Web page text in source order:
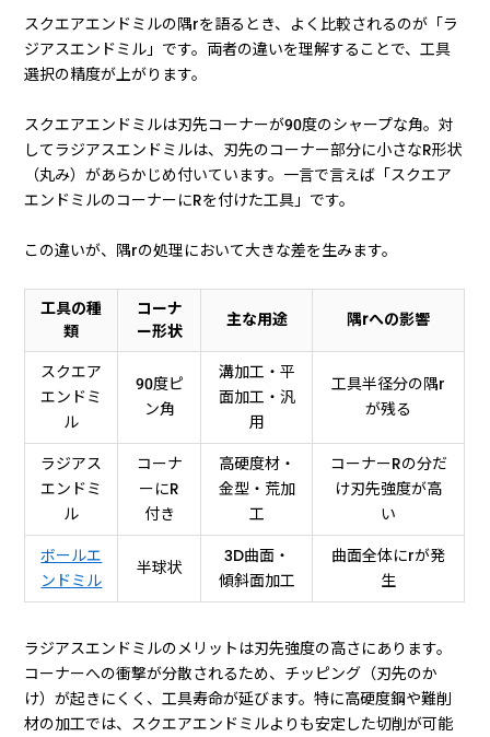
スクエアエンドミルの隅rを語るとき、よく比較されるのが「ラ
ジアスエンドミル」です。両者の違いを理解することで、工具
選択の精度が上がります。
スクエアエンドミルは刃先コーナーが90度のシャープな角。対
してラジアスエンドミルは、刃先のコーナー部分に小さなR形状
（丸み）があらかじめ付いています。一言で言えば「スクエア
エンドミルのコーナーにRを付けた工具」です。
この違いが、隅rの処理において大きな差を生みます。
工具の種
類
コーナ
ー形状
主な用途 隅rへの影響
スクエア
エンドミ
ル
90度ピ
ン角
溝加工・平
面加工・汎
用
工具半径分の隅r
が残る
ラジアス
エンドミ
ル
コーナ
ーにR
付き
高硬度材・
金型・荒加
工
コーナーRの分だ
け刃先強度が高
い
ボールエ
ンドミル
半球状
3D曲面・
傾斜面加工
曲面全体にrが発
生
ラジアスエンドミルのメリットは刃先強度の高さにあります。
コーナーへの衝撃が分散されるため、チッピング（刃先のか
け）が起きにくく、工具寿命が延びます。特に高硬度鋼や難削
材の加工では、スクエアエンドミルよりも安定した切削が可能